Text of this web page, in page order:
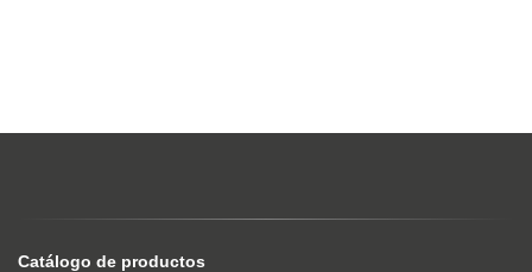
Catálogo de productos